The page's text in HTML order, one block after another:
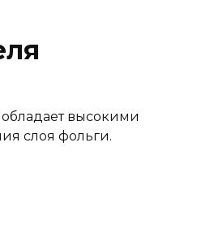
высокими
слоя фольги.